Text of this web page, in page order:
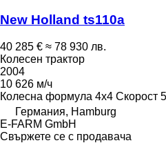
New Holland ts110a
40 285 € ≈ 78 930 лв.
Колесен трактор
2004
10 626 м/ч
Колесна формула 4x4 Скорост
Германия, Hamburg
E-FARM GmbH
Свържете се с продавача